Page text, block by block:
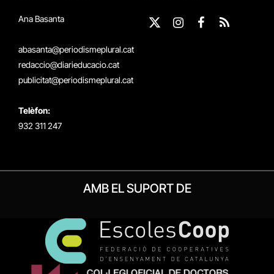
Ana Basanta
abasanta@periodismeplural.cat
redaccio@diarieducacio.cat
publicitat@periodismeplural.cat
Telèfon:
932 311 247
X
Instagram
Facebook
RSS
AMB EL SUPORT DE